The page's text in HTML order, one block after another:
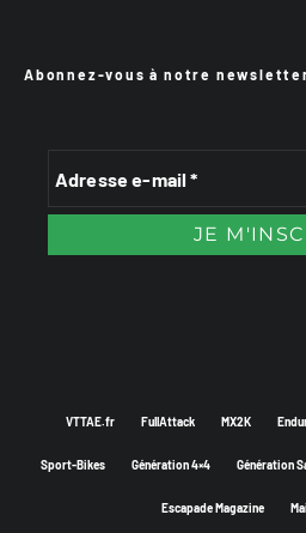
Abonnez-vous à notre
VTTAE.fr FullAttack MX2K
Sport-Bikes Génération 4×4 Génération
Escapade Magazine